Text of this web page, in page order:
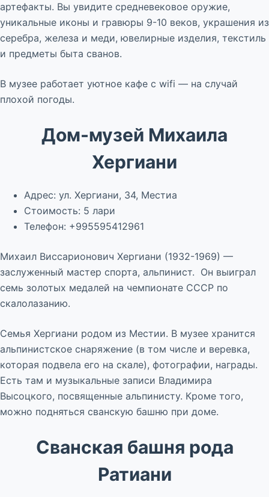
артефакты. Вы увидите средневековое оружие,
уникальные иконы и гравюры 9-10 веков, украшения из
серебра, железа и меди, ювелирные изделия, текстиль
и предметы быта сванов.
В музее работает уютное кафе с wifi — на случай
плохой погоды.
Дом-музей Михаила
Хергиани
Адрес: ул. Хергиани, 34, Местиа
Стоимость: 5 лари
Телефон: +995595412961
Михаил Виссарионович Хергиани (1932-1969) —
заслуженный мастер спорта, альпинист. Он выиграл
семь золотых медалей на чемпионате СССР по
скалолазанию.
Семья Хергиани родом из Местии. В музее хранится
альпинистское снаряжение (в том числе и веревка,
которая подвела его на скале), фотографии, награды.
Есть там и музыкальные записи Владимира
Высоцкого, посвященные альпинисту. Кроме того,
можно подняться сванскую башню при доме.
Сванская башня рода
Ратиани